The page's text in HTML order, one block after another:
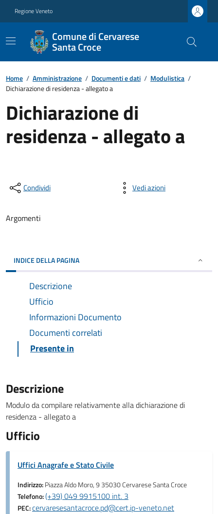
Regione Veneto
Comune di Cervarese
Santa Croce
Home / Amministrazione / Documenti e dati / Modulistica /
Dichiarazione di residenza - allegato a
Dichiarazione di
residenza - allegato a
Condividi Vedi azioni
Argomenti
INDICE DELLA PAGINA
Descrizione
Ufficio
Informazioni Documento
Documenti correlati
Presente in
Descrizione
Modulo da compilare relativamente alla dichiarazione di
residenza - allegato a
Ufficio
Uffici Anagrafe e Stato Civile
Indirizzo:Piazza Aldo Moro, 9 35030 Cervarese Santa Croce
Telefono:(+39) 049 9915100 int. 3
PEC:cervaresesantacroce.pd@cert.ip-veneto.net